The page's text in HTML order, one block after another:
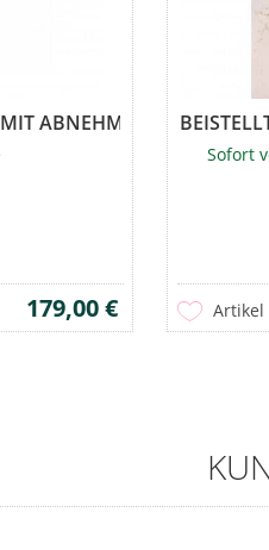
ABNEHMBAREN...
179,00 €
Sofort
Artikel